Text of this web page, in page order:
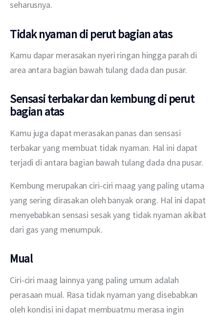
seharusnya.
Tidak nyaman di perut bagian atas
Kamu dapar merasakan nyeri ringan hingga parah di
area antara bagian bawah tulang dada dan pusar.
Sensasi terbakar dan kembung di perut
bagian atas
Kamu juga dapat merasakan panas dan sensasi
terbakar yang membuat tidak nyaman. Hal ini dapat
terjadi di antara bagian bawah tulang dada dna pusar.
Kembung merupakan ciri-ciri maag yang paling utama
yang sering dirasakan oleh banyak orang. Hal ini dapat
menyebabkan sensasi sesak yang tidak nyaman akibat
dari gas yang menumpuk.
Mual
Ciri-ciri maag lainnya yang paling umum adalah
perasaan mual. Rasa tidak nyaman yang disebabkan
oleh kondisi ini dapat membuatmu merasa ingin